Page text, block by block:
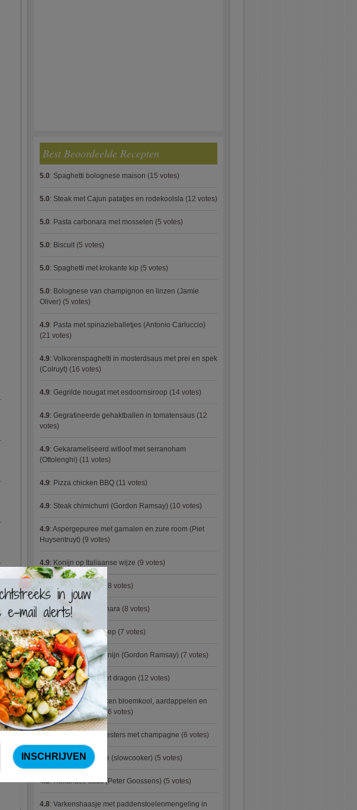
Best Beoordeelde Recepten
5.0: Spaghetti bolognese maison (15 votes)
5.0: Steak met Cajun patatjes en rodekoolsla (12 votes)
5.0: Pasta carbonara met mosselen (5 votes)
5.0: Biscuit (5 votes)
5.0: Spaghetti met krokante kip (5 votes)
5.0: Bolognese van champignon en linzen (Jamie
Oliver) (5 votes)
4.9: Pasta met spinazieballetjes (Antonio Carluccio)
(21 votes)
4.9: Volkorenspaghetti in mosterdsaus met prei en spek
(Colruyt) (16 votes)
4.9: Gegrilde nougat met esdoornsiroop (14 votes)
4.9: Gegratineerde gehaktballen in tomatensaus (12
votes)
4.9: Gekarameliseerd witloof met serranoham
(Ottolenghi) (11 votes)
4.9: Pizza chicken BBQ (11 votes)
4.9: Steak chimichurri (Gordon Ramsay) (10 votes)
4.9: Aspergepuree met garnalen en zure room (Piet
Huysentruyt) (9 votes)
4.9: Konijn op Italiaanse wijze (9 votes)
(8 votes)
4.9:Courgette carbonara (8 votes)
4.9:Aziatische preisoep (7 votes)
4.9:Fricassee van konijn (Gordon Ramsay) (7 votes)
4.8:Gestoofde kip met dragon (12 votes)
4.8:Zalm met gebakken bloemkool, aardappelen en
spek (Jeroen Meus)(6 votes)
Gegratineerde oesters met champagne (6 votes)
4.8:Linzenbolognese (slowcooker) (5 votes)
4.8:Hollandse saus (Peter Goossens) (5 votes)
4.8: Varkenshaasje met paddenstoelenmengeling in
×